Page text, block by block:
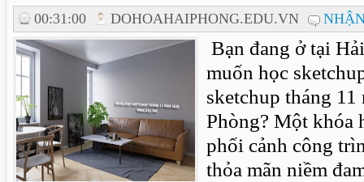
00:31:00 DOHOAHAIPHONG.EDU.VN
Bạn đang ở tại
muốn học
sketchup tháng
Phòng? Một khóa
phối cảnh công
thỏa mãn niềm